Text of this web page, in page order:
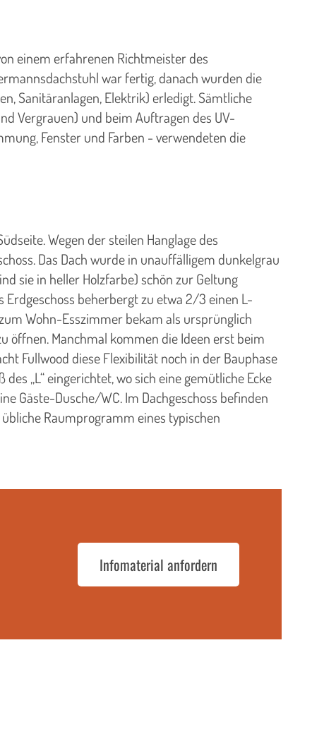
einem erfahrenen Richtmeister des
war fertig, danach wurden die
Sanitäranlagen, Elektrik) erledigt. Sämtliche
Vergrauen) und beim Auftragen des UV-
Fenster und Farben - verwendeten die
Wegen der steilen Hanglage des
Das Dach wurde in unauffälligem dunkelgrau
sie in heller Holzfarbe) schön zur Geltung
beherbergt zu etwa 2/3 einen L-
Wohn-Esszimmer bekam als ursprünglich
öffnen. Manchmal kommen die Ideen erst beim
Fullwood diese Flexibilität noch in der Bauphase
„L“ eingerichtet, wo sich eine gemütliche Ecke
Gäste-Dusche/WC. Im Dachgeschoss befinden
Raumprogramm eines typischen
Infomaterial anfordern